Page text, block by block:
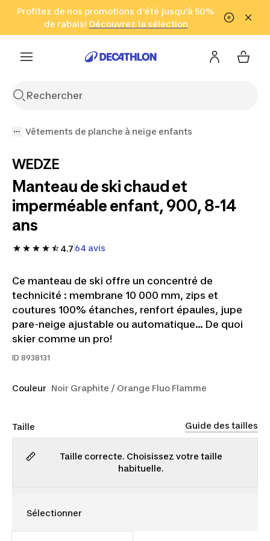
Aller à la recherche Aller au contenu Aller au pied de
Profitez de nos promotions d'été jusqu'à 50%
de rabais! Découvrez la sélection
Cliquez ici
en seulement 2 h!
(Zones sélectionnées)
Vêtements de planche à neige enfants
WEDZE
Manteau de ski chaud et
imperméable enfant, 900, 8-14
ans
4.7 64 avis
Ce manteau de ski offre un concentré de
technicité : membrane 10 000 mm, zips et
coutures 100% étanches, renfort épaules, jupe
pare-neige ajustable ou automatique... De quoi
skier comme un pro!
ID 8938131
Couleur Noir Graphite / Orange Fluo Flamme
Taille Guide des tailles
Taille correcte. Choisissez votre taille
habituelle.